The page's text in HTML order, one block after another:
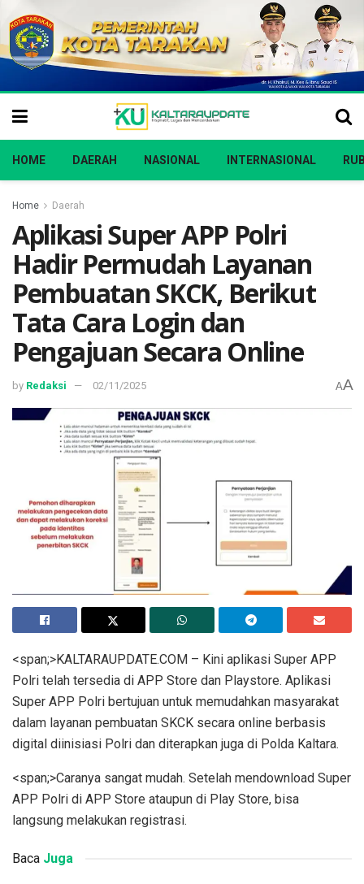
HOME DAERAH NASIONAL INTERNASIONAL
Home Daerah
Aplikasi Super APP Polri
Hadir Permudah Layanan
Pembuatan SKCK, Berikut
Tata Cara Login dan
Pengajuan Secara Online
by Redaksi 02/11/2025 AA
<span;>KALTARAUPDATE.COM – Kini aplikasi Super APP
Polri telah tersedia di APP Store dan Playstore. Aplikasi
Super APP Polri bertujuan untuk memudahkan masyarakat
dalam layanan pembuatan SKCK secara online berbasis
digital diinisiasi Polri dan diterapkan juga di Polda Kaltara.
<span;>Caranya sangat mudah. Setelah mendownload Super
APP Polri di APP Store ataupun di Play Store, bisa
langsung melakukan registrasi.
Baca Juga